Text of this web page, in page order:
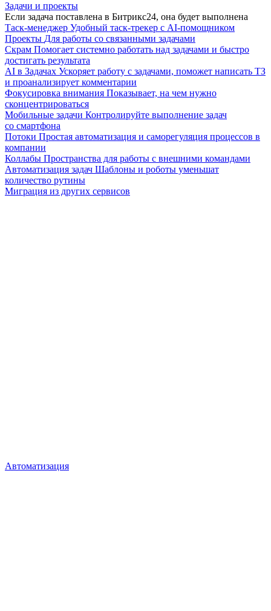
Задачи и проекты
Если задача поставлена в Битрикс24, она будет выполнена
Таск-менеджер Удобный таск-трекер с AI-помощником
Проекты Для работы со связанными задачами
Скрам Помогает системно работать над задачами и быстро
достигать результата
AI в Задачах Ускоряет работу с задачами, поможет написать ТЗ
и проанализирует комментарии
Фокусировка внимания Показывает, на чем нужно
сконцентрироваться
Мобильные задачи Контролируйте выполнение задач
со смартфона
Потоки Простая автоматизация и саморегуляция процессов в
компании
Коллабы Пространства для работы с внешними командами
Автоматизация задач Шаблоны и роботы уменьшат
количество рутины
Миграция из других сервисов
Автоматизация